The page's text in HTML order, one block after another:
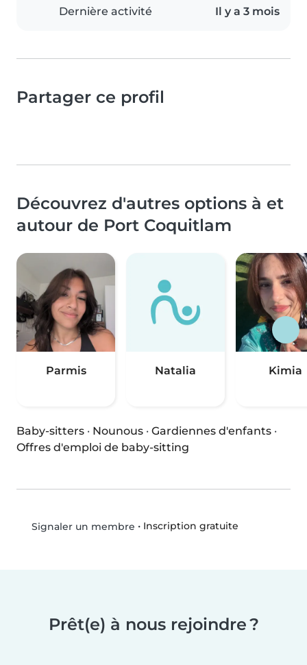
Dernière activité Il y a 3 mois
Partager ce profil
Découvrez d'autres options à et
autour de Port Coquitlam
Parmis Natalia Kimia
Baby-sitters · Nounous · Gardiennes d'enfants ·
Offres d'emploi de baby-sitting
Signaler un membre • Inscription gratuite
Prêt(e) à nous rejoindre ?